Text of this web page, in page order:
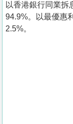
們
以香港銀行同業拆
94.9%。以最優惠
2.5%。